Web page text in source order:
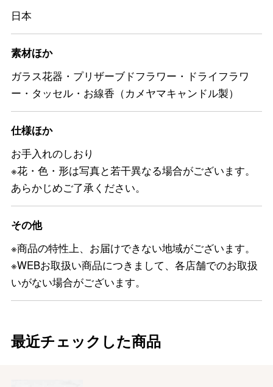
日本
素材ほか
ガラス花器・プリザーブドフラワー・ドライフラワ
ー・タッセル・お線香（カメヤマキャンドル製）
仕様ほか
お手入れのしおり
※花・色・形は写真と若干異なる場合がございます。
あらかじめご了承ください。
その他
※商品の特性上、お届けできない地域がございます。
※WEBお取扱い商品につきまして、各店舗でのお取扱
いがない場合がございます。
最近チェックした商品